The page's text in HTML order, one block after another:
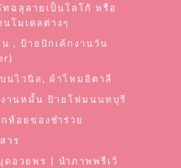
ฉลุลายเป็นโลโก้ หรือ
โมเดลต่างๆ
, ป้ายปักเค้กงานวัน
นไวนิล, ผ้าไหมอิตาลี
านหมั้น ป้ายโฟมนนทบุรี
ห้อยของชำร่วย
าร
ดอวยพร | นำภาพพรีเว้